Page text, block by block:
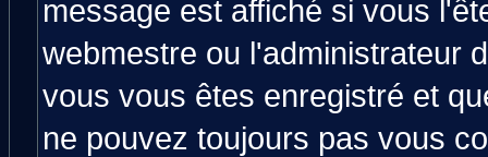
message est affiché si vous
webmestre ou l'administrateur
vous vous êtes enregistré et
ne pouvez toujours pas vous